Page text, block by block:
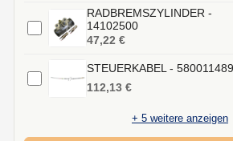
RADBREMSZYLINDER -
14102500
47,22 €
STEUERKABEL - 580011489
112,13 €
+ 5 weitere anzeigen